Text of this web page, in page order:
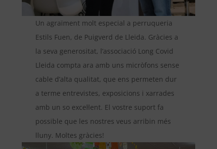
Un agraïment molt especial a perruqueria
Estils Fuen, de Puigverd de Lleida. Gràcies a
la seva generositat, l’associació Long Covid
Lleida compta ara amb uns micròfons sense
cable d’alta qualitat, que ens permeten dur
a terme entrevistes, exposicions i xarrades
amb un so excel·lent. El vostre suport fa
possible que les nostres veus arribin més
lluny. Moltes gràcies!